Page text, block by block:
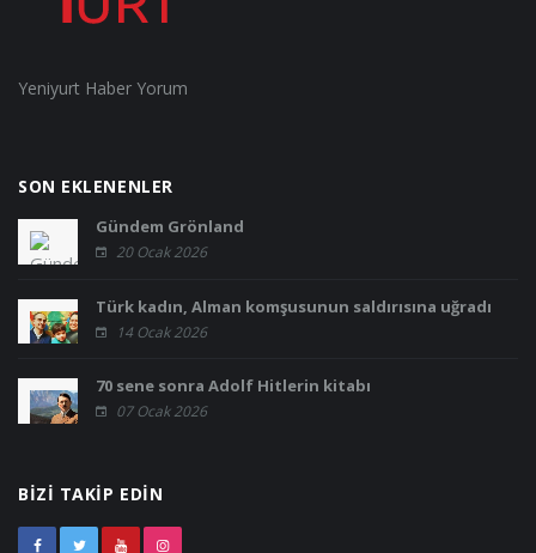
Yeniyurt Haber Yorum
SON EKLENENLER
Gündem Grönland
20 Ocak 2026
Türk kadın, Alman komşusunun saldırısına uğradı
14 Ocak 2026
70 sene sonra Adolf Hitlerin kitabı
07 Ocak 2026
BIZI TAKIP EDIN